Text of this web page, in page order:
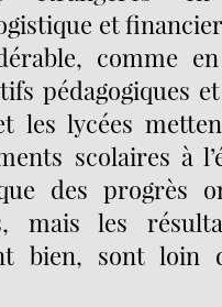
et
comme
pédagogiques
les lycées
scolaires à
des progrès
mais les
bien, sont loin